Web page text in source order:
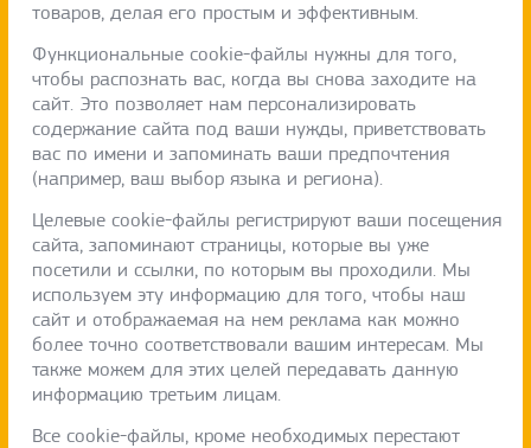
товаров, делая его простым и эффективным.
Функциональные cookie-файлы нужны для того,
чтобы распознать вас, когда вы снова заходите на
сайт. Это позволяет нам персонализировать
содержание сайта под ваши нужды, приветствовать
вас по имени и запоминать ваши предпочтения
(например, ваш выбор языка и региона).
Целевые cookie-файлы регистрируют ваши посещения
сайта, запоминают страницы, которые вы уже
посетили и ссылки, по которым вы проходили. Мы
используем эту информацию для того, чтобы наш
сайт и отображаемая на нем реклама как можно
более точно соответствовали вашим интересам. Мы
также можем для этих целей передавать данную
информацию третьим лицам.
Все cookie-файлы, кроме необходимых перестают